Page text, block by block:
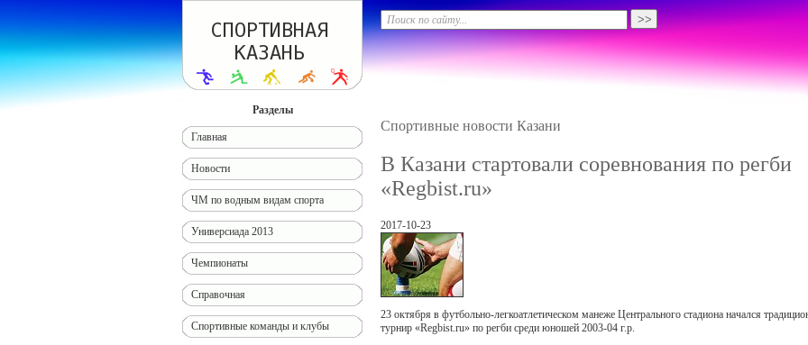
Спортивные новости Казани
В Казани стартовали соревнования по регби
«Regbist.ru»
2017-10-23
23 октября в футбольно-легкоатлетическом манеже Центрального стадиона начался
турнир «Regbist.ru» по регби среди юношей 2003-04 г.р.
Разделы
Главная
Новости
ЧМ по водным видам спорта
Универсиада 2013
Чемпионаты
Справочная
Спортивные команды и клубы